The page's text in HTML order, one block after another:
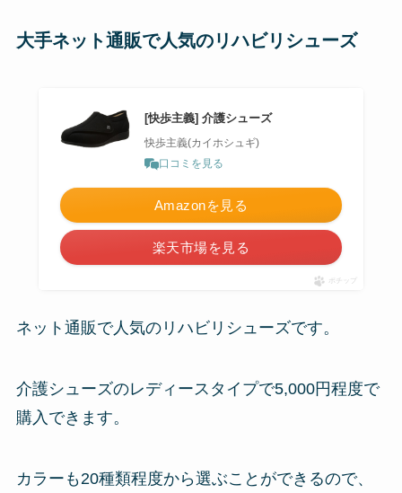
大手ネット通販で人気のリハビリシューズ
[快歩主義] 介護シューズ
快歩主義(カイホシュギ)
口コミを見る
Amazonを見る
楽天市場を見る
ポチップ
ネット通販で人気のリハビリシューズです。
介護シューズのレディースタイプで5,000円程度で
購入できます。
カラーも20種類程度から選ぶことができるので、